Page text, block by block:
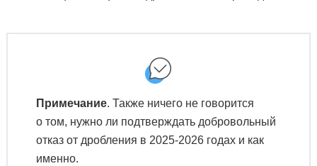
Примечание. Также ничего не говорится
о том, нужно ли подтверждать добровольный
отказ от дробления в 2025-2026 годах и как
именно.